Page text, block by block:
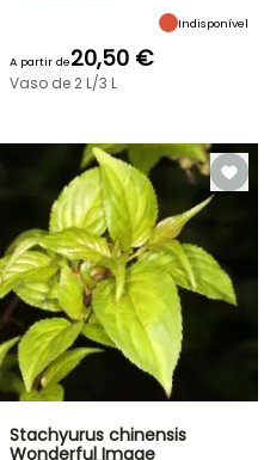
Indisponível
A partir de20,50 €
Vaso de 2 L/3 L
Stachyurus chinensis
Wonderful Image